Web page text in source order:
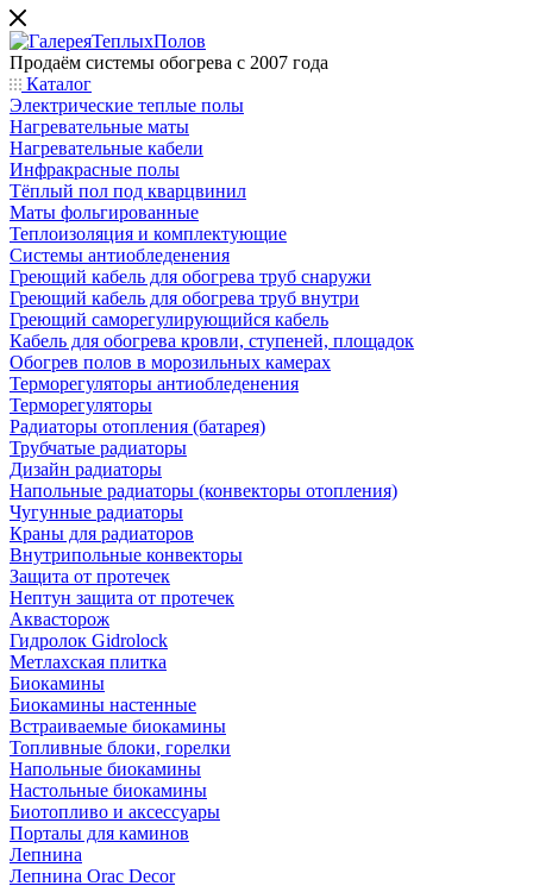
Продаём системы обогрева с 2007 года
Каталог
Электрические теплые полы
Нагревательные маты
Нагревательные кабели
Инфракрасные полы
Тёплый пол под кварцвинил
Маты фольгированные
Теплоизоляция и комплектующие
Системы антиобледенения
Греющий кабель для обогрева труб снаружи
Греющий кабель для обогрева труб внутри
Греющий саморегулирующийся кабель
Кабель для обогрева кровли, ступеней, площадок
Обогрев полов в морозильных камерах
Терморегуляторы антиобледенения
Терморегуляторы
Радиаторы отопления (батарея)
Трубчатые радиаторы
Дизайн радиаторы
Напольные радиаторы (конвекторы отопления)
Чугунные радиаторы
Краны для радиаторов
Внутрипольные конвекторы
Защита от протечек
Нептун защита от протечек
Аквасторож
Гидролок Gidrolock
Метлахская плитка
Биокамины
Биокамины настенные
Встраиваемые биокамины
Топливные блоки, горелки
Напольные биокамины
Настольные биокамины
Биотопливо и аксессуары
Порталы для каминов
Лепнина
Лепнина Orac Decor